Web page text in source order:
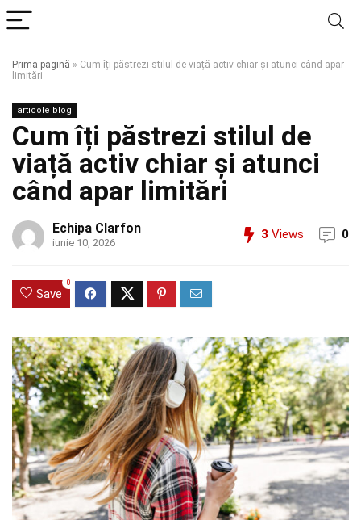
Prima pagină » Cum îți păstrezi stilul de viață activ chiar și atunci când apar
limitări
articole blog
Cum îți păstrezi stilul de
viață activ chiar și atunci
când apar limitări
Echipa Clarfon
iunie 10, 2026
3 Views 0
Save
0